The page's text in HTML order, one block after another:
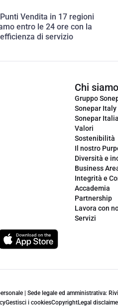
Vendita in 17 regioni
entro le 24 ore con la
di servizio
Chi siamo
Gruppo
Sonepar Italy
Sonepar Italia
Valori
Sostenibilità
Il nostro
Diversità e
Business
Integrità e
Accademia
Partnership
Lavora con
Servizi
| Sede legale ed amministrativa:
Gestisci i cookiesCopyrightLegal